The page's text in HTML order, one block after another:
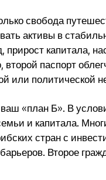
свобода
активы в
прирост капитала,
второй паспорт
или политической
ваш «план Б». В
и капитала.
стран с
Второе